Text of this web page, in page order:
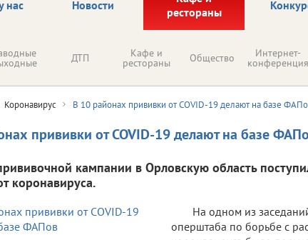
нас Новости
рестораны
ДТП Кафе и
рестораны Общество Интернет-
конференция
Коронавирус В 10 районах прививки от COVID-19 делают на базе
прививки от COVID-19 делают на базе
кампании в Орловскую область
коронавируса.
На одном из
оперштаба по борьбе с